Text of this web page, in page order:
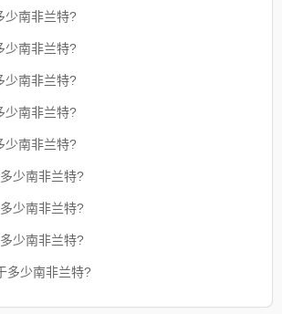
少南非兰特?
少南非兰特?
少南非兰特?
少南非兰特?
少南非兰特?
少南非兰特?
少南非兰特?
少南非兰特?
多少南非兰特?